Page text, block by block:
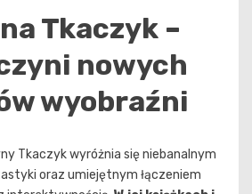
Tkaczyk –
nowych
wyobraźni
Tkaczyk wyróżnia się niebanalnym
oraz umiejętnym łączeniem